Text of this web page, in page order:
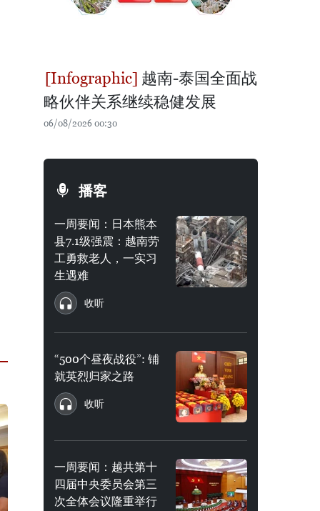
越南-泰国全面战
略伙伴关系继续稳健发展
06/08/2026 00:30
播客
一周要闻：日本熊本
县7.1级强震：越南劳
工勇救老人，一实习
生遇难
收听
“500个昼夜战役”: 铺
就英烈归家之路
收听
一周要闻：越共第十
四届中央委员会第三
次全体会议隆重举行